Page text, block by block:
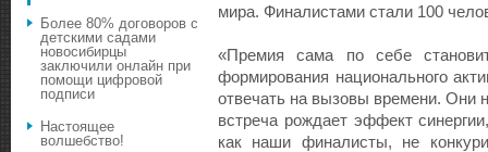
мира. Финалистами стали 100
«Премия сама по себе
формирования национального
отвечать на вызовы времени. Они
встреча рождает эффект
как наши финалисты, не
Более 80% договоров с
детскими садами
новосибирцы
заключили онлайн при
помощи цифровой
подписи
Настоящее
волшебство!